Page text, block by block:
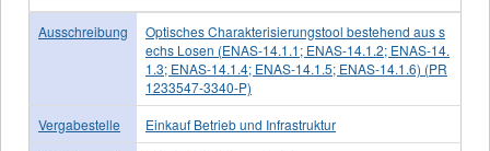
Ausschreibung
Optisches Charakterisierungstool bestehend aus s
echs Losen (ENAS-14.1.1; ENAS-14.1.2; ENAS-14.
1.3; ENAS-14.1.4; ENAS-14.1.5; ENAS-14.1.6) (PR
1233547-3340-P)
Vergabestelle
Einkauf Betrieb und Infrastruktur